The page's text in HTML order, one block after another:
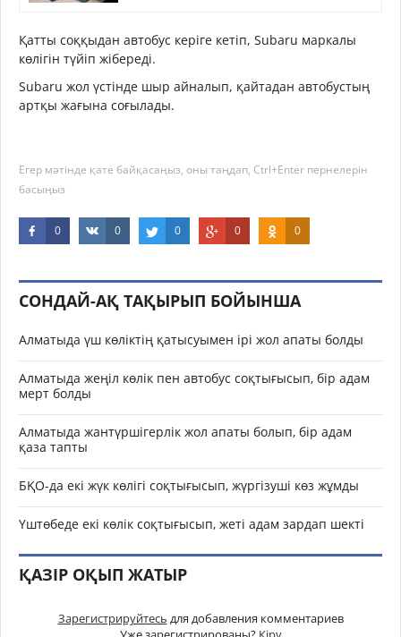
Қатты соққыдан автобус керіге кетіп, Subaru маркалы
көлігін түйіп жібереді.
Subaru жол үстінде шыр айналып, қайтадан автобустың
артқы жағына соғылады.
Егер мәтінде қате байқасаңыз, оны таңдап, Ctrl+Enter пернелерін
басыңыз
0 0 0 0 0
СОНДАЙ-АҚ ТАҚЫРЫП БОЙЫНША
Алматыда үш көліктің қатысуымен ірі жол апаты болды
Алматыда жеңіл көлік пен автобус соқтығысып, бір адам
мерт болды
Алматыда жантүршігерлік жол апаты болып, бір адам
қаза тапты
БҚО-да екі жүк көлігі соқтығысып, жүргізуші көз жұмды
Үштөбеде екі көлік соқтығысып, жеті адам зардап шекті
ҚАЗІР ОҚЫП ЖАТЫР
Зарегистрируйтесь для добавления комментариев